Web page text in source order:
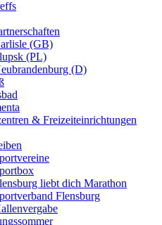
(GB)
(PL)
(D)
& Freizeiteinrichtungen
liebt dich Marathon
Flensburg